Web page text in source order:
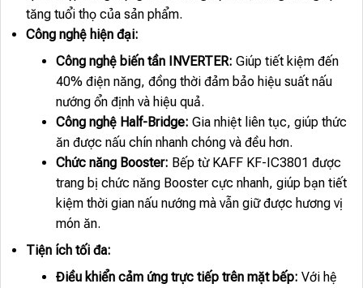
tăng tuổi thọ của sản phẩm.
Công nghệ hiện đại:
Công nghệ biến tần INVERTER: Giúp tiết kiệm đến
40% điện năng, đồng thời đảm bảo hiệu suất nấu
nướng ổn định và hiệu quả.
Công nghệ Half-Bridge: Gia nhiệt liên tục, giúp thức
ăn được nấu chín nhanh chóng và đều hơn.
Chức năng Booster: Bếp từ KAFF KF-IC3801 được
trang bị chức năng Booster cực nhanh, giúp bạn tiết
kiệm thời gian nấu nướng mà vẫn giữ được hương vị
món ăn.
Tiện ích tối đa:
Điều khiển cảm ứng trực tiếp trên mặt bếp: Với hệ